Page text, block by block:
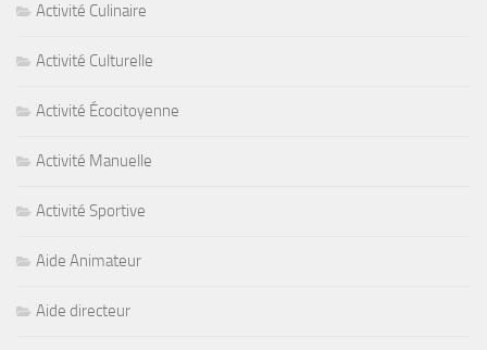
Activité Culinaire
Activité Culturelle
Activité Écocitoyenne
Activité Manuelle
Activité Sportive
Aide Animateur
Aide directeur